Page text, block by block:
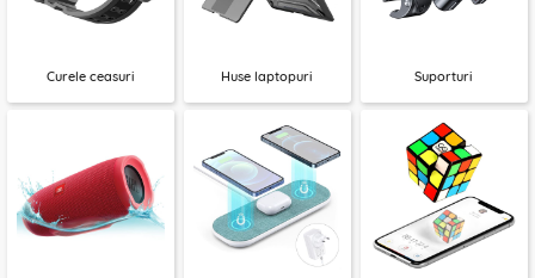
Curele ceasuri Huse laptopuri Suporturi